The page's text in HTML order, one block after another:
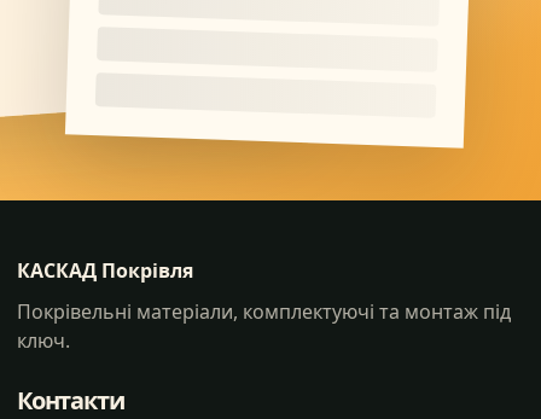
КАСКАД Покрівля
Покрівельні матеріали, комплектуючі та монтаж під
ключ.
Контакти